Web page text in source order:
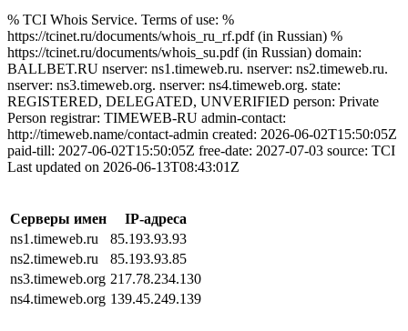
% TCI Whois Service. Terms of use: %
https://tcinet.ru/documents/whois_ru_rf.pdf (in Russian) %
https://tcinet.ru/documents/whois_su.pdf (in Russian) domain:
BALLBET.RU nserver: ns1.timeweb.ru. nserver: ns2.timeweb.ru.
nserver: ns3.timeweb.org. nserver: ns4.timeweb.org. state:
REGISTERED, DELEGATED, UNVERIFIED person: Private
Person registrar: TIMEWEB-RU admin-contact:
http://timeweb.name/contact-admin created: 2026-06-02T15:50:05Z
paid-till: 2027-06-02T15:50:05Z free-date: 2027-07-03 source: TCI
Last updated on 2026-06-13T08:43:01Z
Серверы имен
IP-адреса
ns1.timeweb.ru
85.193.93.93
ns2.timeweb.ru
85.193.93.85
ns3.timeweb.org 217.78.234.130
ns4.timeweb.org 139.45.249.139